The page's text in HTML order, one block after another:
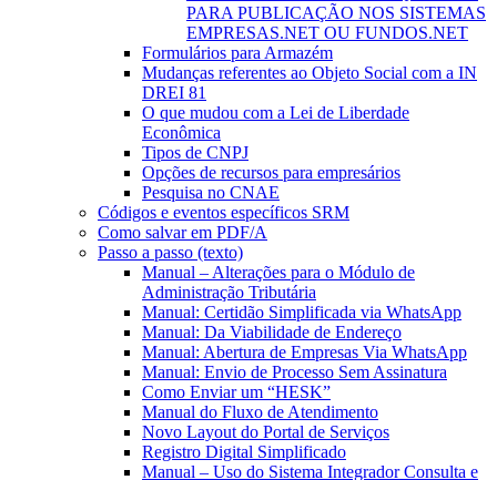
PARA PUBLICAÇÃO NOS SISTEMAS
EMPRESAS.NET OU FUNDOS.NET
Formulários para Armazém
Mudanças referentes ao Objeto Social com a IN
DREI 81
O que mudou com a Lei de Liberdade
Econômica
Tipos de CNPJ
Opções de recursos para empresários
Pesquisa no CNAE
Códigos e eventos específicos SRM
Como salvar em PDF/A
Passo a passo (texto)
Manual – Alterações para o Módulo de
Administração Tributária
Manual: Certidão Simplificada via WhatsApp
Manual: Da Viabilidade de Endereço
Manual: Abertura de Empresas Via WhatsApp
Manual: Envio de Processo Sem Assinatura
Como Enviar um “HESK”
Manual do Fluxo de Atendimento
Novo Layout do Portal de Serviços
Registro Digital Simplificado
Manual – Uso do Sistema Integrador Consulta e